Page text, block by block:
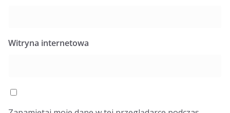
Witryna internetowa